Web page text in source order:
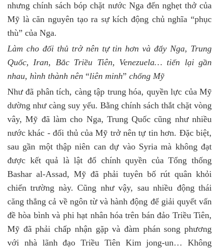
nhưng chính sách bóp chặt nước Nga đến nghẹt thở của
Mỹ là căn nguyên tạo ra sự kích động chủ nghĩa “phục
thù” của Nga.
Làm cho đối thủ trở nên tự tin hơn và đẩy Nga, Trung
Quốc, Iran, Bắc Triều Tiên, Venezuela… tiến lại gần
nhau, hình thành nên “liên minh” chống Mỹ
Như đã phân tích, càng tập trung hóa, quyền lực của Mỹ
dường như càng suy yếu. Bằng chính sách thắt chặt vòng
vây, Mỹ đã làm cho Nga, Trung Quốc cũng như nhiều
nước khác - đối thủ của Mỹ trở nên tự tin hơn. Đặc biệt,
sau gần một thập niên can dự vào Syria mà không đạt
được kết quả là lật đổ chính quyền của Tổng thống
Bashar al-Assad, Mỹ đã phải tuyên bố rút quân khỏi
chiến trường này. Cũng như vậy, sau nhiều động thái
căng thẳng cả về ngôn từ và hành động để giải quyết vấn
đề hòa bình và phi hạt nhân hóa trên bán đảo Triều Tiên,
Mỹ đã phải chấp nhận gặp và đàm phán song phương
với nhà lãnh đạo Triều Tiên Kim jong-un… Không